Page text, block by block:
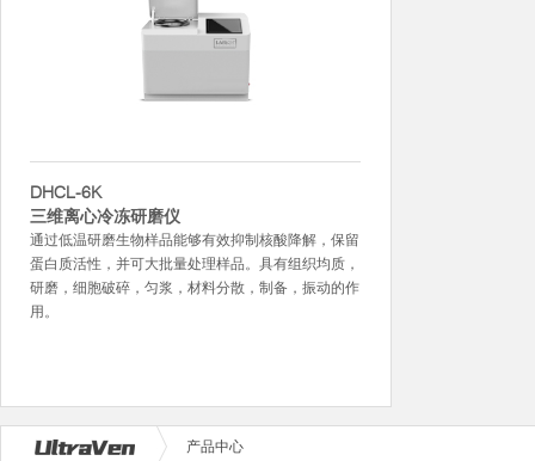
DHCL-6K
三维离心冷冻研磨仪
通过低温研磨生物样品能够有效抑制核酸降解，保留
蛋白质活性，并可大批量处理样品。具有组织均质，
研磨，细胞破碎，匀浆，材料分散，制备，振动的作
用。
产品中心